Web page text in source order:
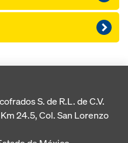
S. de R.L. de C.V.
Km 24.5, Col. San Lorenzo